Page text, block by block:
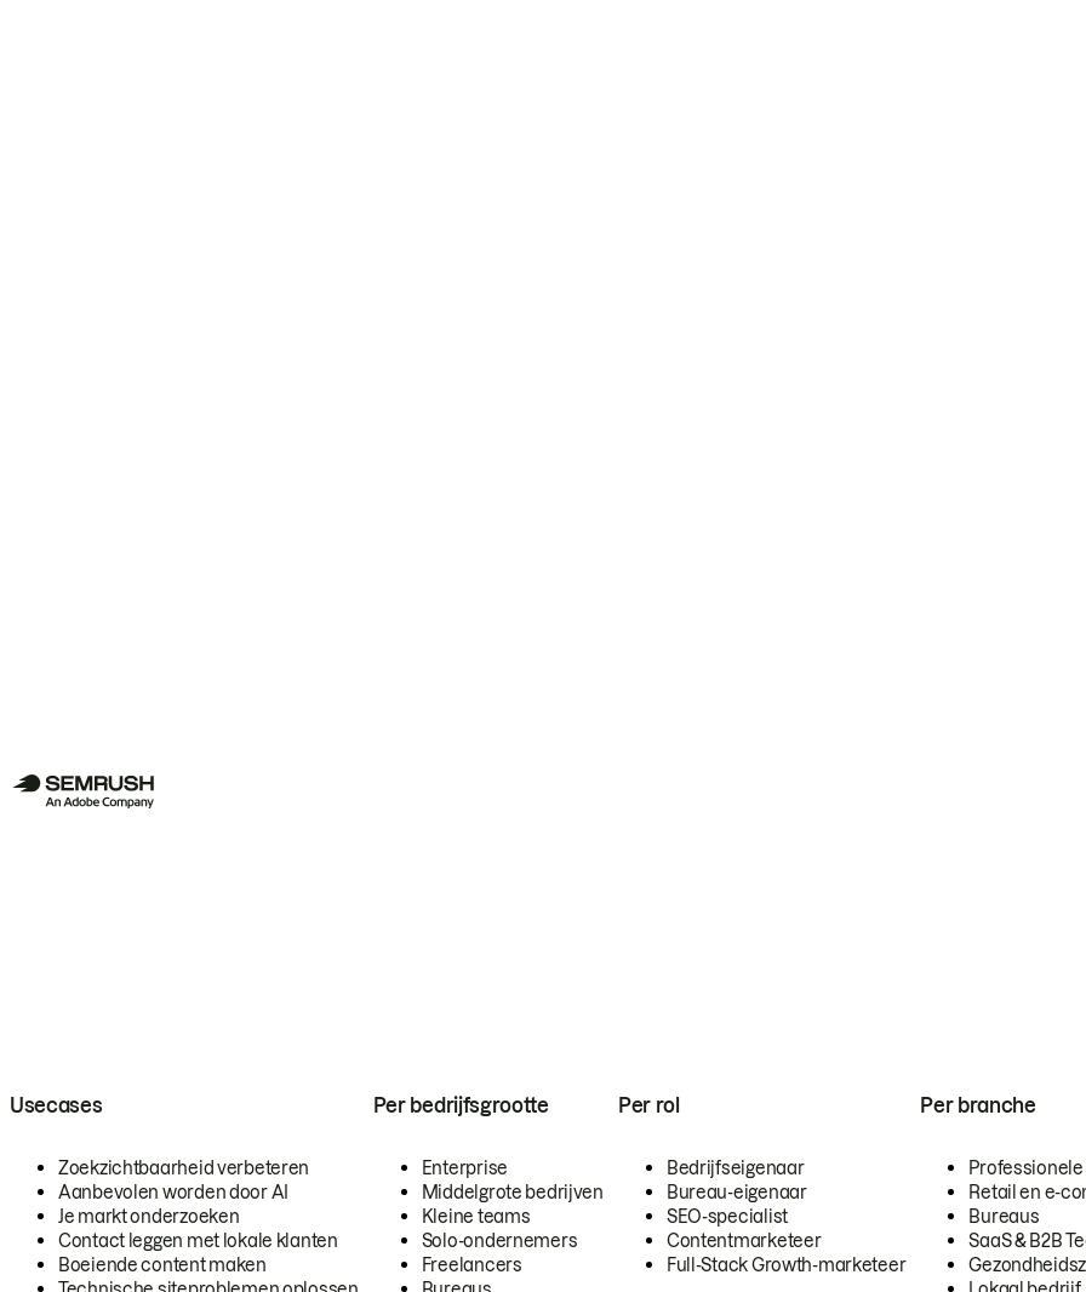
Usecases
Zoekzichtbaarheid verbeteren
Aanbevolen worden door AI
Je markt onderzoeken
Contact leggen met lokale klanten
Boeiende content maken
Per bedrijfsgrootte
Enterprise
Middelgrote bedrijven
Kleine teams
Solo-ondernemers
Freelancers
Per rol
Bedrijfseigenaar
Bureau-eigenaar
SEO-specialist
Contentmarketeer
Full-Stack Growth-marketeer
Per branche
Retail en e-
Bureaus
SaaS & B2B